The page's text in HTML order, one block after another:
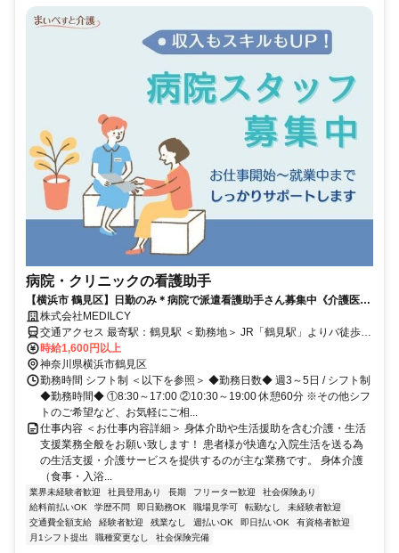
病院・クリニックの看護助手
【横浜市 鶴見区】日勤のみ＊病院で派遣看護助手さん募集中《介護医療
院》株式会社MEDILCY
交通アクセス 最寄駅：鶴見駅 ＜勤務地＞ JR「鶴見駅」よりバ徒歩18
分orバス停「亀甲山」下車徒歩7分
時給1,600円以上
神奈川県横浜市鶴見区
勤務時間 シフト制 ＜以下を参照＞ ◆勤務日数◆ 週3～5日 / シフト制
◆勤務時間◆ ①8:30～17:00 ②10:30～19:00 休憩60分 ※その他シフ
トのご希望など、お気軽にご相...
仕事内容 ＜お仕事内容詳細＞ 身体介助や生活援助を含む介護・生活
支援業務全般をお願い致します！ 患者様が快適な入院生活を送る為
の生活支援・介護サービスを提供するのが主な業務です。 身体介護
（食事・入浴...
業界未経験者歓迎 社員登用あり 長期 フリーター歓迎
社会保険あり
給料前払いOK
学歴不問 即日勤務OK 職場見学可 転勤なし
未経験者歓迎
交通費全額支給
経験者歓迎 残業なし 週払いOK 即日払いOK
有資格者歓迎
月1シフト提出
職種変更なし 社会保険完備